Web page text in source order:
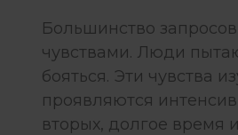
Большинство
чувствами. Люди
бояться. Эти чувства
проявляются
вторых, долгое